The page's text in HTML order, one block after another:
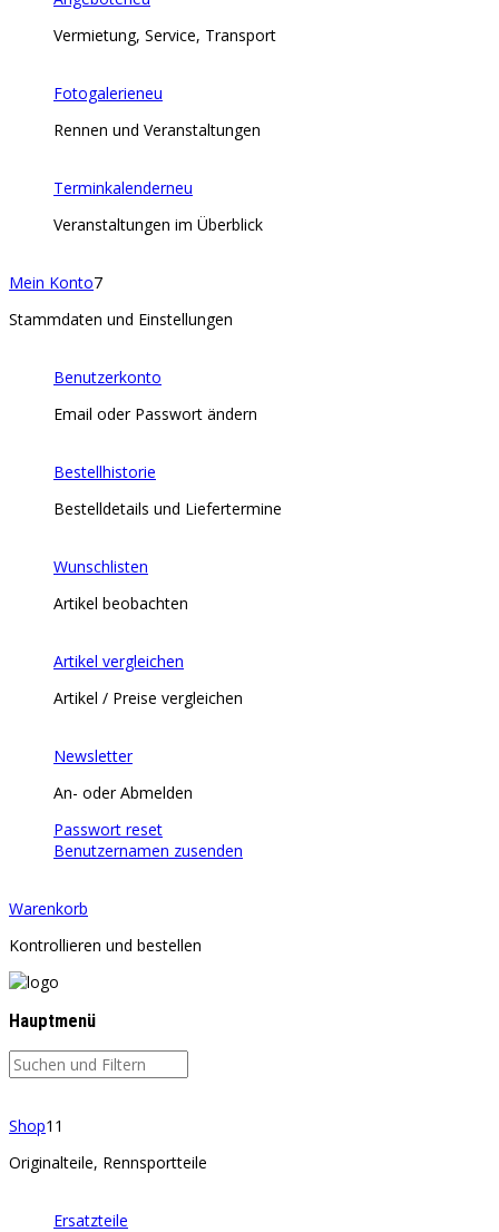
Vermietung, Service, Transport
Fotogalerieneu
Rennen und Veranstaltungen
Terminkalenderneu
Veranstaltungen im Überblick
Mein Konto7
Stammdaten und Einstellungen
Benutzerkonto
Email oder Passwort ändern
Bestellhistorie
Bestelldetails und Liefertermine
Wunschlisten
Artikel beobachten
Artikel vergleichen
Artikel / Preise vergleichen
Newsletter
An- oder Abmelden
Passwort reset
Benutzernamen zusenden
Warenkorb
Kontrollieren und bestellen
Hauptmenü
Shop11
Originalteile, Rennsportteile
Ersatzteile